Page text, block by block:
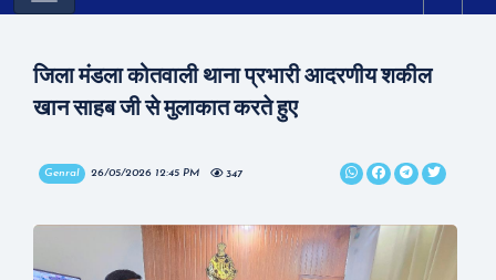
जिला मंडला कोतवाली थाना प्रभारी आदरणीय शकील
खान साहब जी से मुलाकात करते हुए
Genral 26/05/2026 12:45 PM 347